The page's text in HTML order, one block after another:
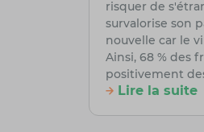
risquer de
survalorise son
nouvelle car le
Ainsi, 68 % des
positivement
Lire la suite